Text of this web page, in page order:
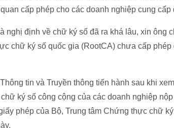
cấp phép cho các doanh nghiệp cung cấp
nghị định về chữ ký số đã ra khá lâu, xin ông
chữ ký số quốc gia (RootCA) chưa cấp
tin và Truyền thông tiến hành sau khi
ký số công cộng của các doanh nghiệp
phép của Bộ, Trung tâm Chứng thực chữ